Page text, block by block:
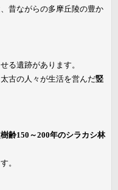
昔ながらの多摩丘陵の豊か
る遺跡があります。
古の人々が生活を営んだ竪
齢150～200年のシラカシ林
。